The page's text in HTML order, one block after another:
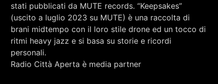
stati pubblicati da MUTE records. “Keepsakes”
(uscito a luglio 2023 su MUTE) è una raccolta di
brani midtempo con il loro stile drone ed un tocco di
ritmi heavy jazz e si basa su storie e ricordi
personali.
Radio Città Aperta è media partner